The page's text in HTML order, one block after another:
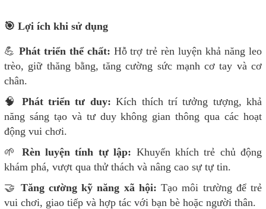
🎯 Lợi ích khi sử dụng
💪 Phát triển thể chất: Hỗ trợ trẻ rèn luyện khả năng leo
trèo, giữ thăng bằng, tăng cường sức mạnh cơ tay và cơ
chân.
🧠 Phát triển tư duy: Kích thích trí tưởng tượng, khả
năng sáng tạo và tư duy không gian thông qua các hoạt
động vui chơi.
🌱 Rèn luyện tính tự lập: Khuyến khích trẻ chủ động
khám phá, vượt qua thử thách và nâng cao sự tự tin.
🤝 Tăng cường kỹ năng xã hội: Tạo môi trường để trẻ
vui chơi, giao tiếp và hợp tác với bạn bè hoặc người thân.